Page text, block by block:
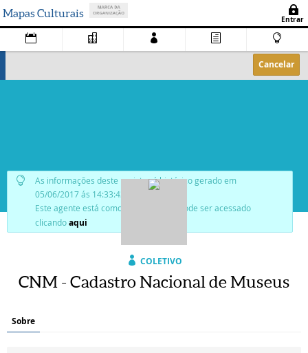
Mapas Culturais
Cancelar
As informações deste registro é histórico gerado em
05/06/2017 ás 14:33:43.
Este agente está como
, e pode ser acessado
clicandoaqui
COLETIVO
CNM - Cadastro Nacional de Museus
Sobre